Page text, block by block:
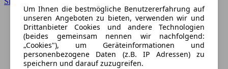
Um Ihnen die bestmögliche Benutzererfahrung auf
unseren Angeboten zu bieten, verwenden wir und
Drittanbieter Cookies und andere Technologien
(beides gemeinsam nennen wir nachfolgend:
„Cookies"), um Geräteinformationen und
personenbezogene Daten (z.B. IP Adressen) zu
speichern und darauf zuzugreifen.